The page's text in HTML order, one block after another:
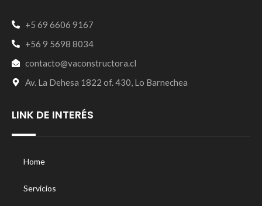
+5 69 6606 9167
+56 9 5698 8034
contacto@vaconstructora.cl
Av. La Dehesa 1822 of. 430, Lo Barnechea
LINK DE INTERÉS
Home
Servicios